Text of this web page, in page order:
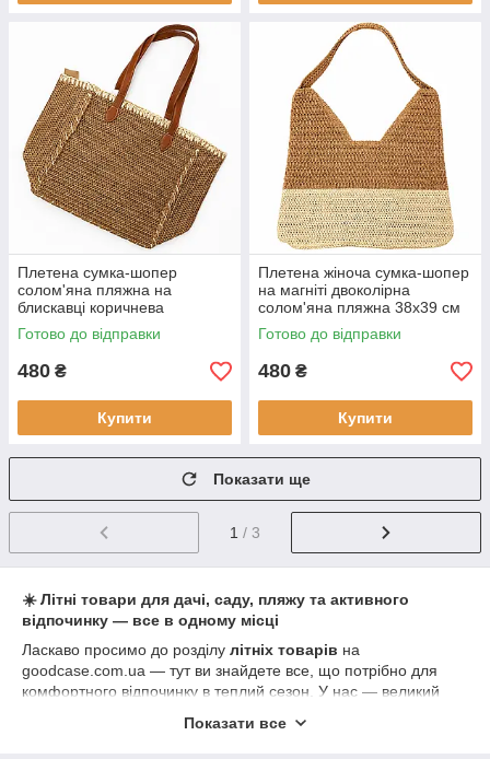
Плетена сумка-шопер
солом'яна пляжна на
блискавці коричнева
екокошина 30х30 см
Готово до відправки
480 ₴
Купити
Плетена жіноча сумка-шопер
на магніті двоколірна
солом'яна пляжна 38х39 см
Готово до відправки
480 ₴
Купити
Показати ще
1 / 3
☀️ Літні товари для дачі, саду, пляжу та активного
відпочинку — все в одному місці
Ласкаво просимо до розділу літніх товарів на
goodcase.com.ua — тут ви знайдете все, що потрібно для
комфортного відпочинку в теплий сезон. У нас — великий
матраців, пляжних іграшокта інших аксесуарів для літа.
Показати все